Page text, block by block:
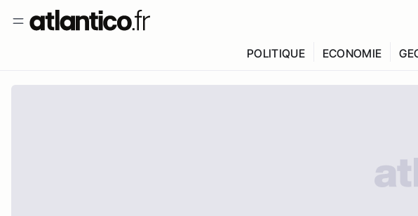
POLITIQUE ECONOMIE